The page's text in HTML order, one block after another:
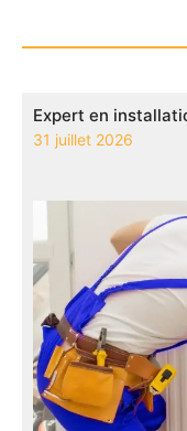
Expert en
31 juillet 2026